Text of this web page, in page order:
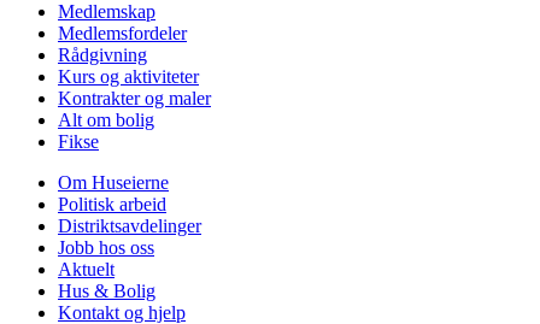
Medlemskap
Medlemsfordeler
Rådgivning
Kurs og aktiviteter
Kontrakter og maler
Alt om bolig
Fikse
Om Huseierne
Politisk arbeid
Distriktsavdelinger
Jobb hos oss
Aktuelt
Hus & Bolig
Kontakt og hjelp